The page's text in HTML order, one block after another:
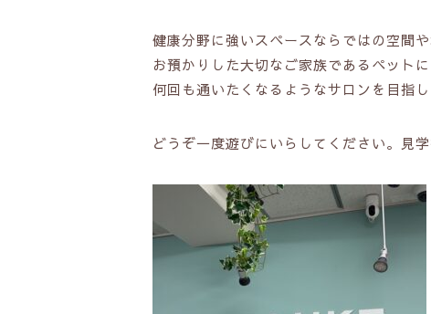
健康分野に強いスペースならではの空間や
お預かりした大切なご家族であるペット
何回も通いたくなるようなサロンを目指し
どうぞ一度遊びにいらしてください。見学